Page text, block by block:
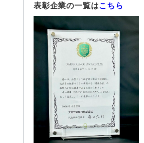
表彰企業の一覧はこちら